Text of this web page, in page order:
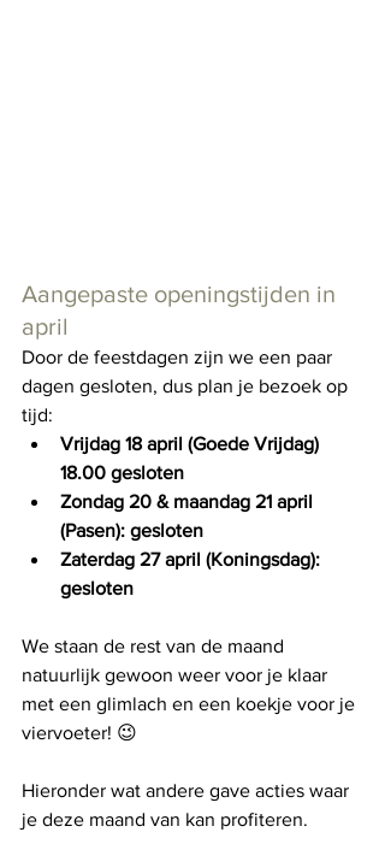
Aangepaste openingstijden in
april
Door de feestdagen zijn we een paar
dagen gesloten, dus plan je bezoek op
tijd:
Vrijdag 18 april (Goede Vrijdag)
18.00 gesloten
Zondag 20 & maandag 21 april
(Pasen): gesloten
Zaterdag 27 april (Koningsdag):
gesloten
We staan de rest van de maand
natuurlijk gewoon weer voor je klaar
met een glimlach en een koekje voor je
viervoeter! 😉
Hieronder wat andere gave acties waar
je deze maand van kan profiteren.